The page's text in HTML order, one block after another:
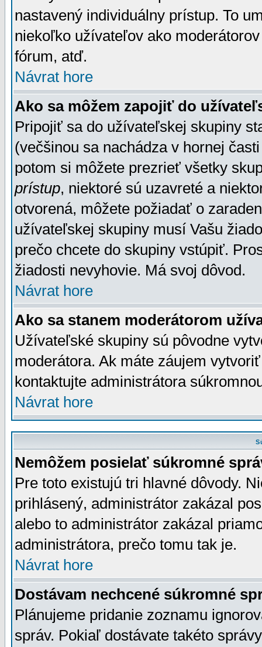
nastavený individuálny prístup. To
niekoľko užívateľov ako
fórum, atď.
Návrat hore
Ako sa môžem zapojiť do
Pripojiť sa do užívateľskej skupiny
(večšinou sa nachádza v hornej
potom si môžete prezrieť všetky
prístup, niektoré sú uzavreté a
otvorená, môžete požiadať o
užívateľskej skupiny musí Vašu
prečo chcete do skupiny vstúpiť.
žiadosti nevyhovie. Má svoj dôvod.
Návrat hore
Ako sa stanem moderátorom
Užívateľské skupiny sú pôvodne
moderátora. Ak máte záujem
kontaktujte administrátora
Návrat hore
Nemôžem posielať súkromné
Pre toto existujú tri hlavné dôvody.
prihlásený, administrátor zakázal
alebo to administrátor zakázal
administrátora, prečo tomu tak je.
Návrat hore
Dostávam nechcené súkromné
Plánujeme pridanie zoznamu
správ. Pokiaľ dostávate takéto